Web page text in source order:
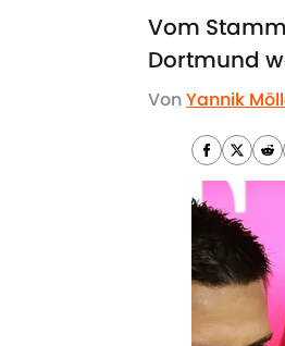
Vom
Dortmund
VonYannik